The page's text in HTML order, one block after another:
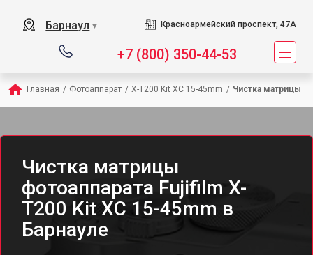
Барнаул ▼ Красноармейский проспект, 47А
+7 (800) 350-44-53
Главная / Фотоаппарат / X-T200 Kit XC 15-45mm / Чистка матрицы
Чистка матрицы
фотоаппарата Fujifilm X-
T200 Kit XC 15-45mm в
Барнауле